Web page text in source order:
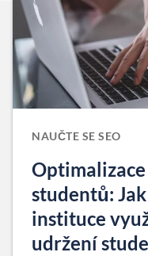
NAUČTE SE SEO
studentů:
instituce
udržení